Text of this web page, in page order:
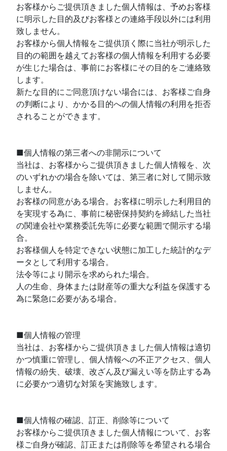
お客様からご提供頂きました個人情報は、予めお客様
に明示した目的及びお客様との連絡手段以外には利用
致しません。
お客様から個人情報をご提供頂く際に当社が明示した
目的の範囲を越えてお客様の個人情報を利用する必要
が生じた場合は、事前にお客様にその目的をご連絡致
します。
新たな目的にご同意頂けない場合には、お客様ご自身
の判断により、かかる目的への個人情報の利用を拒否
されることができます。
■個人情報の第三者への非開示について
当社は、お客様からご提供頂きました個人情報を、次
のいずれかの場合を除いては、第三者に対して開示致
しません。
お客様の同意がある場合。お客様に明示した利用目的
を実現する為に、事前に秘密保持契約を締結した当社
の関連会社や業務委託先等に必要な範囲で開示する場
合。
お客様個人を特定できない状態に加工した統計的なデ
ータとして利用する場合。
法令等により開示を求められた場合。
人の生命、身体または財産等の重大な利益を保護する
為に緊急に必要がある場合。
■個人情報の管理
当社は、お客様からご提供頂きました個人情報は適切
かつ慎重に管理し、個人情報への不正アクセス、個人
情報の紛失、破壊、改ざん及び漏えい等を防止する為
に必要かつ適切な対策を実施致します。
■個人情報の確認、訂正、削除等について
お客様からご提供頂きました個人情報について、お客
様ご自身が確認、訂正または削除等を希望される場合